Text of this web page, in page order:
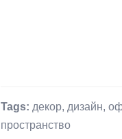
Tags: декор, дизайн,
пространство